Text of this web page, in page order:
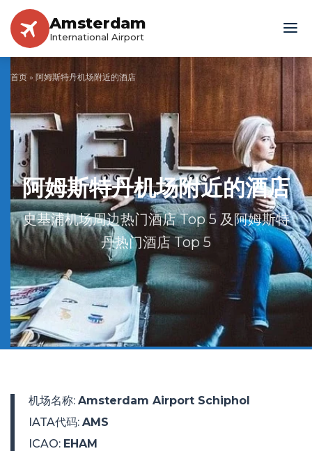
Amsterdam
International Airport
首页 » 阿姆斯特丹机场附近的酒店
阿姆斯特丹机场附近的酒店
史基浦机场周边热门酒店 Top 5 及阿姆斯特
丹热门酒店 Top 5
机场名称: Amsterdam Airport Schiphol
IATA代码: AMS
ICAO: EHAM